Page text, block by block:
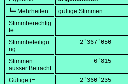
┗━ Mehrheiten
gültige Stimmen
Stimmberechtig
te
            ---
Stimmbeteiligu
ng
      2'367'050
Stimmen
ausser Betracht
          6'815
Gültige (=
      2'360'235